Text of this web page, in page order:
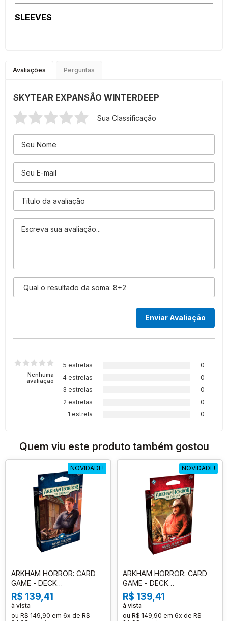
SLEEVES
Avaliações Perguntas
SKYTEAR EXPANSÃO WINTERDEEP
Sua Classificação
Nenhuma
avaliação
5 estrelas
0
4 estrelas
0
3 estrelas
0
2 estrelas
0
1 estrela
0
Quem viu este produto também gostou
NOVIDADE!
ARKHAM HORROR: CARD
GAME - DECK
INVESTIGADOR TOMMY
MULDOON INGLES
R$ 139,41
à vista
ou R$ 149,90 em 6x de R$
NOVIDADE!
ARKHAM HORROR: CARD
GAME - DECK
INVESTIGADOR MIGUEL DE
LA CRUZ INGLES
R$ 139,41
à vista
ou R$ 149,90 em 6x de R$